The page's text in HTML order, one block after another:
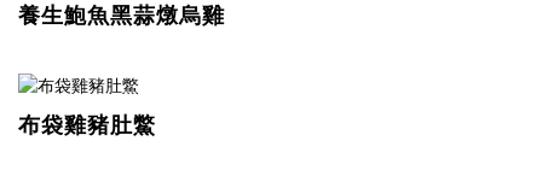
養生鮑魚黑蒜燉烏雞
布袋雞豬肚鱉